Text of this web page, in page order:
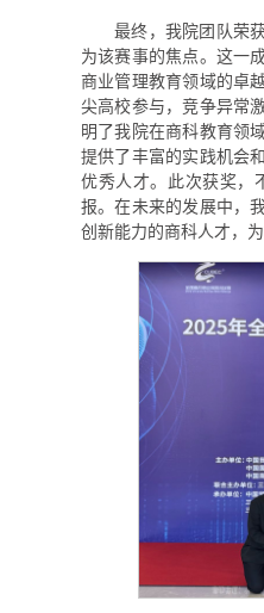
最终，我院团队荣
为该赛事的焦点。这一
商业管理教育领域的卓
尖高校参与，竞争异常
明了我院在商科教育领
提供了丰富的实践机会
优秀人才。此次获奖，
报。在未来的发展中，
创新能力的商科人才，